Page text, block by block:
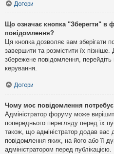
Догори
Що означає кнопка "Зберегти" в
повідомлення?
Ця кнопка дозволяє вам зберігати
завершити та розмістити їх
збережене повідомлення,
керування.
Догори
Чому моє повідомлення
Адміністратор форуму може
попереднього перегляду перед їх
також, що адміністратор додав вас
повідомлення яких, на його або її
адміністратором перед